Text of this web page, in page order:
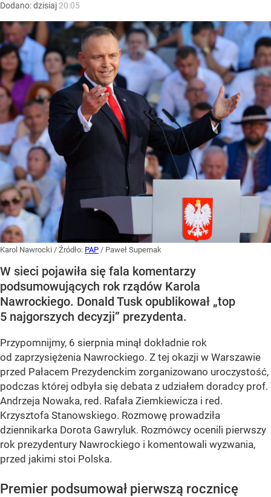
Dodano:dzisiaj 20:05
Karol Nawrocki / Źródło: PAP / Paweł Supernak
W sieci pojawiła się fala komentarzy
podsumowujących rok rządów Karola
Nawrockiego. Donald Tusk opublikował „top
5 najgorszych decyzji” prezydenta.
Przypomnijmy, 6 sierpnia minął dokładnie rok
od zaprzysiężenia Nawrockiego. Z tej okazji w Warszawie
przed Pałacem Prezydenckim zorganizowano uroczystość,
podczas której odbyła się debata z udziałem doradcy prof.
Andrzeja Nowaka, red. Rafała Ziemkiewicza i red.
Krzysztofa Stanowskiego. Rozmowę prowadziła
dziennikarka Dorota Gawryluk. Rozmówcy ocenili pierwszy
rok prezydentury Nawrockiego i komentowali wyzwania,
przed jakimi stoi Polska.
Premier podsumował pierwszą rocznicę